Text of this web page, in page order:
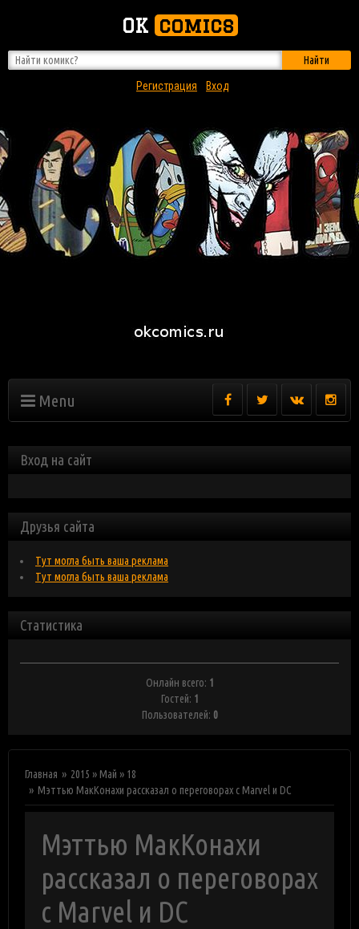
OK comics
Найти
Регистрация
Вход
Menu
Вход на сайт
Друзья сайта
Тут могла быть ваша реклама
Тут могла быть ваша реклама
Статистика
Онлайн всего: 1
Гостей: 1
Пользователей: 0
Главная 2015 » Май » 18
Мэттью МакКонахи рассказал о переговорах с Marvel и DC
Мэттью МакКонахи
рассказал о переговорах
с Marvel и DC